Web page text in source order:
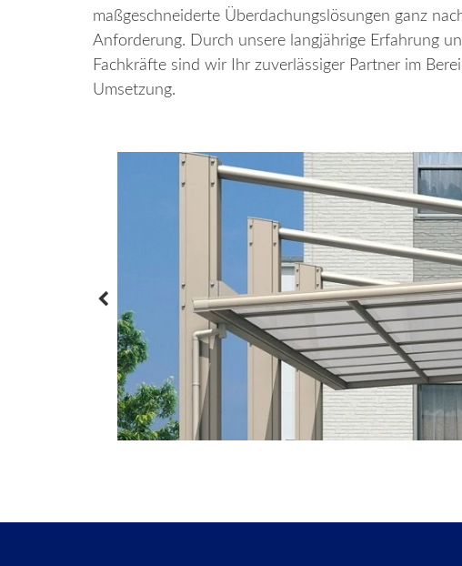
maßgeschneiderte Überdachungslösungen ganz
Anforderung. Durch unsere langjährige Erfahrung
Fachkräfte sind wir Ihr zuverlässiger Partner im
Umsetzung.